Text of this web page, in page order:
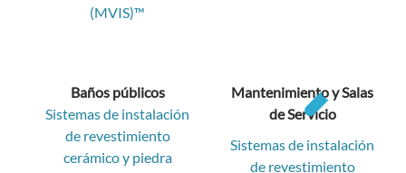
(MVIS)™
Baños públicos
Sistemas de instalación
de revestimiento
cerámico y piedra
Mantenimiento y Salas
de Servicio
Sistemas de instalación
de revestimiento